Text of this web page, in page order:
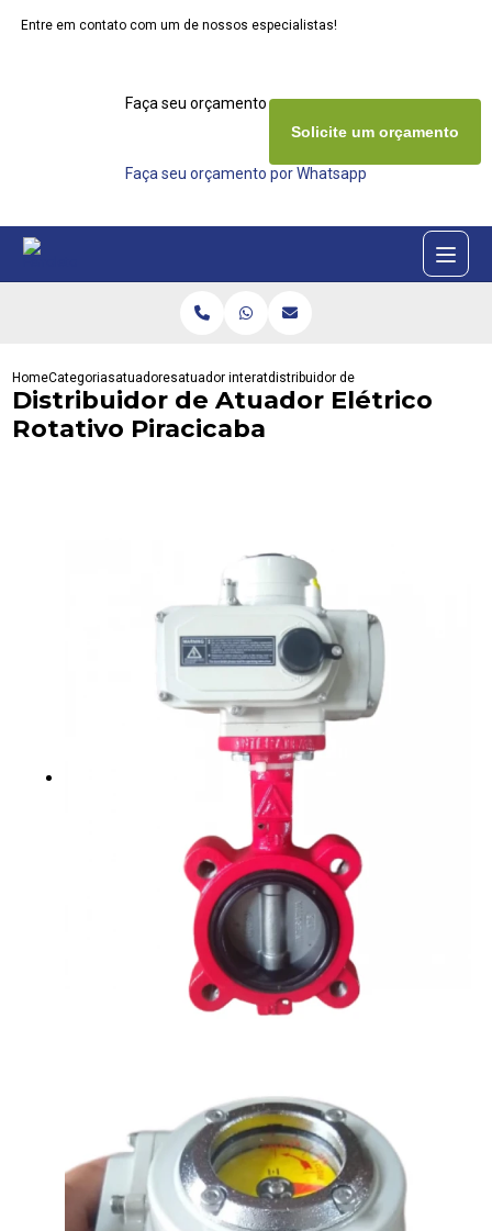
Entre em contato com um de nossos especialistas!
Faça seu orçamento agora mesmo
Faça seu orçamento por Whatsapp
Solicite um orçamento
HomeCategoriasatuadoresatuador interativadistribuidor de atuador eletrico
Distribuidor de Atuador Elétrico
Rotativo Piracicaba